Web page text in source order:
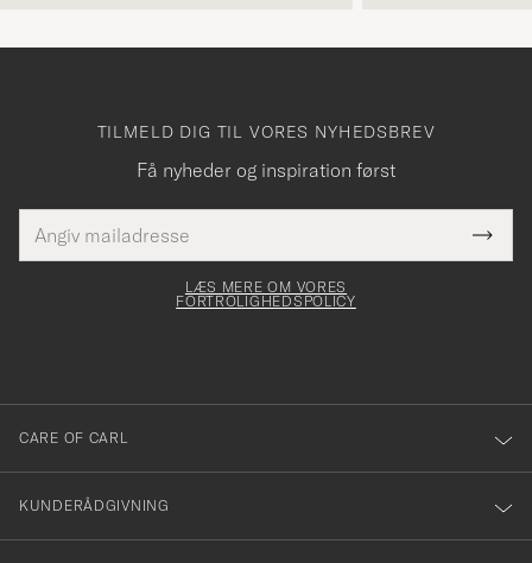
TILMELD DIG TIL VORES NYHEDSBREV
Få nyheder og inspiration først
mailadresse
skal
Tack
för
dig
till
vårt
nyhetsbrev!
LÆS MERE OM VORES
FORTROLIGHEDSPOLICY
CARE OF CARL
KUNDERÅDGIVNING